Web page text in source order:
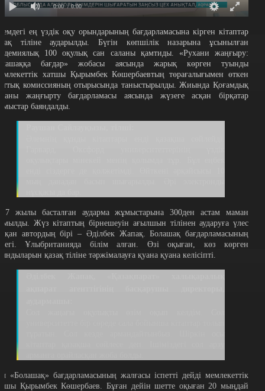
0:00 / 0:00
ең үздік оқу орындарының бағдарламасына кірген кітаптар
тіліне аударылды. Бүгін көпшілік назарына ұсынылған
100 оқулық сан саланы қамтиды. «Рухани жаңғыру:
бағдар» жобасы аясында жарық көрген туынды
хатшы Қырымбек Көшербаевтың төрағалығымен өткен
комиссияның отырысында таныстырылды. Жиында Қоғамдық
жаңғырту бағдарламасы аясында жүзеге асқан бірқатар
баяндалды.
жылы басталған аударма жұмыстарына 300ден астам маман
Жүз кітаптың бірнешеуін ағылшын тілінен аударуға үлес
автордың бірі – Әділбек Жапақ. Болашақ бағдарламасының
Ұлыбританияда білім алған. Өзі оқыған, көз көрген
қазақ тіліне тәржімалауға қуана қуана келісіпті.
«Болашақ» бағдарламасының жалғасы іспетті дейді мемлекеттік
Қырымбек Көшербаев. Бұған дейін шетте оқыған 20 мыңдай